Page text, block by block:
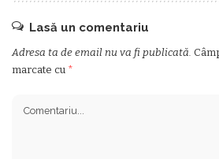
Lasă un comentariu
Adresa ta de email nu va fi publicată.
marcate cu *